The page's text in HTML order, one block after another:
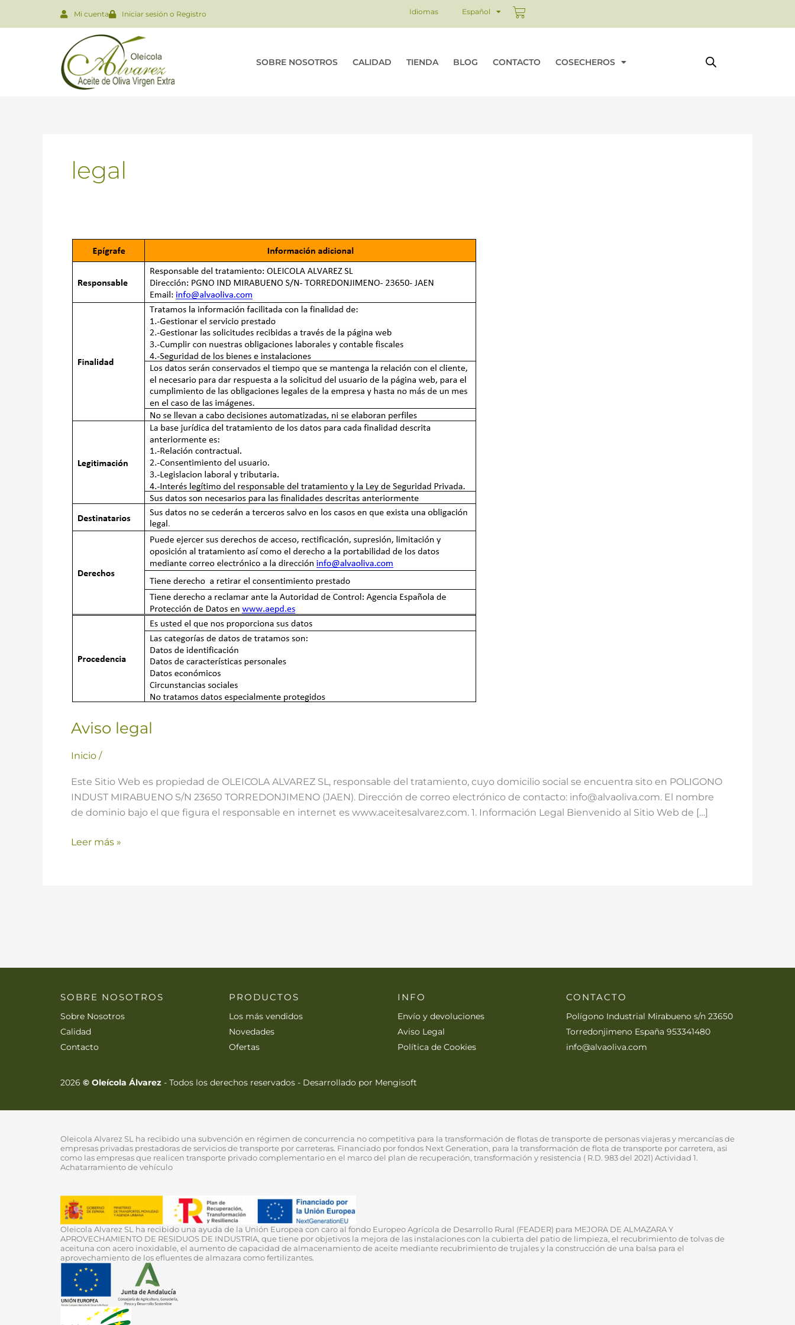
Mi cuenta Iniciar sesión o Registro Idiomas Español Carrito
SOBRE NOSOTROS CALIDAD TIENDA BLOG CONTACTO COSECHEROS
legal
Aviso legal
Inicio /
Este Sitio Web es propiedad de OLEICOLA ALVAREZ SL, responsable del tratamiento, cuyo domicilio social se encuentra sito en POLIGONO
INDUST MIRABUENO S/N 23650 TORREDONJIMENO (JAEN). Dirección de correo electrónico de contacto: info@alvaoliva.com. El nombre
de dominio bajo el que figura el responsable en internet es www.aceitesalvarez.com. 1. Información Legal Bienvenido al Sitio Web de […]
Leer más »
SOBRE NOSOTROS
Sobre Nosotros
Calidad
Contacto
PRODUCTOS
Los más vendidos
Novedades
Ofertas
INFO
Envío y devoluciones
Aviso Legal
Política de Cookies
CONTACTO
Polígono Industrial Mirabueno s/n 23650
Torredonjimeno España 953341480
info@alvaoliva.com
2026 © Oleícola Álvarez - Todos los derechos reservados - Desarrollado por Mengisoft
Oleicola Alvarez SL ha recibido una subvención en régimen de concurrencia no competitiva para la transformación de flotas de transporte de personas viajeras y mercancías de
empresas privadas prestadoras de servicios de transporte por carreteras. Financiado por fondos Next Generation, para la transformación de flota de transporte por carretera, asi
como las empresas que realicen transporte privado complementario en el marco del plan de recuperación, transformación y resistencia ( R.D. 983 del 2021) Actividad 1.
Achatarramiento de vehículo
Oleicola Alvarez SL ha recibido una ayuda de la Unión Europea con caro al fondo Europeo Agrícola de Desarrollo Rural (FEADER) para MEJORA DE ALMAZARA Y
APROVECHAMIENTO DE RESIDUOS DE INDUSTRIA, que tiene por objetivos la mejora de las instalaciones con la cubierta del patio de limpieza, el recubrimiento de tolvas de
aceituna con acero inoxidable, el aumento de capacidad de almacenamiento de aceite mediante recubrimiento de trujales y la construcción de una balsa para el
aprovechamiento de los efluentes de almazara como fertilizantes.